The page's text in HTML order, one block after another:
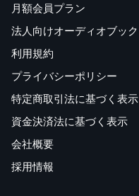
月額会員プラン
法人向けオーディオブック
利用規約
プライバシーポリシー
特定商取引法に基づく表示
資金決済法に基づく表示
会社概要
採用情報